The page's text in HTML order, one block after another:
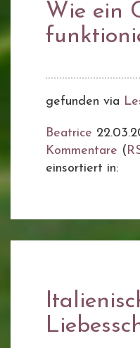
Wie ein
gefunden via
Beatrice
Kommentare (
einsortiert in: